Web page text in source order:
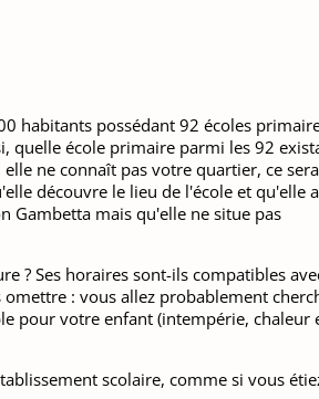
habitants possédant 92 écoles
quelle école primaire parmi les 92
ne connaît pas votre quartier, ce
découvre le lieu de l'école et qu'elle
Gambetta mais qu'elle ne situe pas
? Ses horaires sont-ils compatibles
: vous allez probablement
pour votre enfant (intempérie, chaleur
scolaire, comme si vous